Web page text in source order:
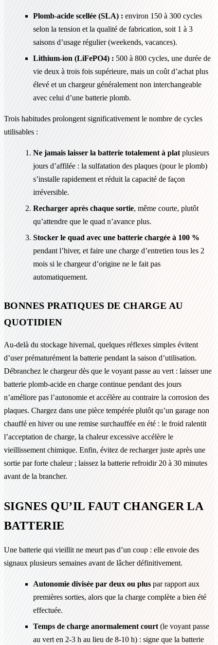
Plomb-acide scellée (SLA) : environ 150 à 300 cycles
selon la tension et la qualité de fabrication, soit 1 à 3
saisons d’usage régulier (weekends, vacances).
Lithium-ion (LiFePO4) : 500 à 800 cycles, une durée de
vie deux à trois fois supérieure, mais un coût d’achat plus
élevé et un chargeur généralement non interchangeable
avec celui d’une batterie plomb.
Trois habitudes prolongent significativement le nombre de cycles
utilisables :
Ne jamais laisser la batterie totalement à plat plusieurs
jours d’affilée : la sulfatation des plaques (pour le plomb)
s’installe rapidement et réduit la capacité de façon
irréversible.
Recharger après chaque sortie, même courte, plutôt
qu’attendre que le quad n’avance plus.
Stocker le quad avec une batterie chargée à 100 %
pendant l’hiver, et faire une charge d’entretien tous les 2
mois si le chargeur d’origine ne le fait pas
automatiquement.
BONNES PRATIQUES DE CHARGE AU
QUOTIDIEN
Au-delà du stockage hivernal, quelques réflexes simples évitent
d’user prématurément la batterie pendant la saison d’utilisation.
Débranchez le chargeur dès que le voyant passe au vert : laisser une
batterie plomb-acide en charge continue pendant des jours
n’améliore pas l’autonomie et accélère au contraire la corrosion des
plaques. Chargez dans une pièce tempérée plutôt qu’un garage non
chauffé en hiver ou une remise surchauffée en été : le froid ralentit
l’acceptation de charge, la chaleur excessive accélère le
vieillissement chimique. Enfin, évitez de recharger juste après une
sortie par forte chaleur ; laissez la batterie refroidir 20 à 30 minutes
avant de la brancher.
SIGNES QU’IL FAUT CHANGER LA
BATTERIE
Une batterie qui vieillit ne meurt pas d’un coup : elle envoie des
signaux plusieurs semaines avant de lâcher définitivement.
Autonomie divisée par deux ou plus par rapport aux
premières sorties, alors que la charge complète a bien été
effectuée.
Temps de charge anormalement court (le voyant passe
au vert en 2-3 h au lieu de 8-10 h) : signe que la batterie